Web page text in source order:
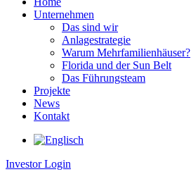
Unternehmen
Das sind wir
Anlagestrategie
Warum Mehrfamilienhäuser?
Florida und der Sun Belt
Das Führungsteam
Projekte
News
Kontakt
Investor Login